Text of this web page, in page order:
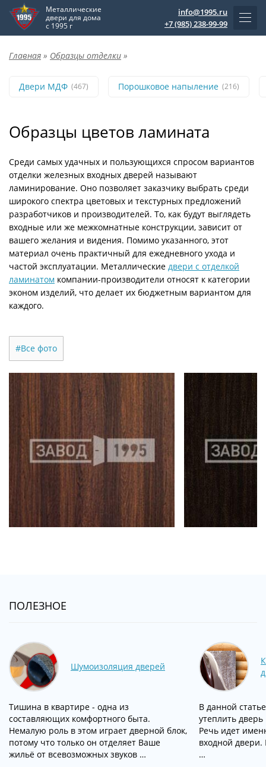
Металлические
двери для дома
с 1995 г
info@1995.ru
+7 (985) 238-99-99
Главная » Образцы отделки »
Двери МДФ (467) Порошковое напыление (216)
Образцы цветов ламината
Среди самых удачных и пользующихся спросом вариантов
отделки железных входных дверей называют
ламинирование. Оно позволяет заказчику выбрать среди
широкого спектра цветовых и текстурных предложений
разработчиков и производителей. То, как будут выглядеть
входные или же межкомнатные конструкции, зависит от
вашего желания и видения. Помимо указанного, этот
материал очень практичный для ежедневного ухода и
частой эксплуатации. Металлические двери с отделкой
ламинатом компании-производители относят к категории
эконом изделий, что делает их бюджетным вариантом для
каждого.
#Все фото
ПОЛЕЗНОЕ
Шумоизоляция дверей
Тишина в квартире - одна из
составляющих комфортного быта.
Немалую роль в этом играет дверной блок,
потому что только он отделяет Ваше
жильё от всевозможных звуков …
В данной
утеплить
Речь идет
входной двери.
…